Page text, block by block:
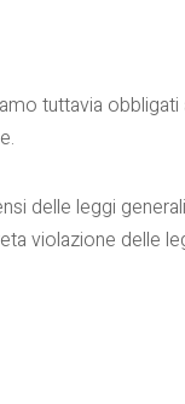
tuttavia
delle leggi
violazione delle